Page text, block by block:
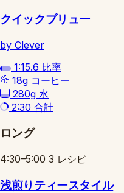
クイックブリュー
by Clever
1:15.6 比率
18g コーヒー
280g 水
2:30 合計
ロング
4:30–5:00 3 レシピ
浅煎りティースタイル